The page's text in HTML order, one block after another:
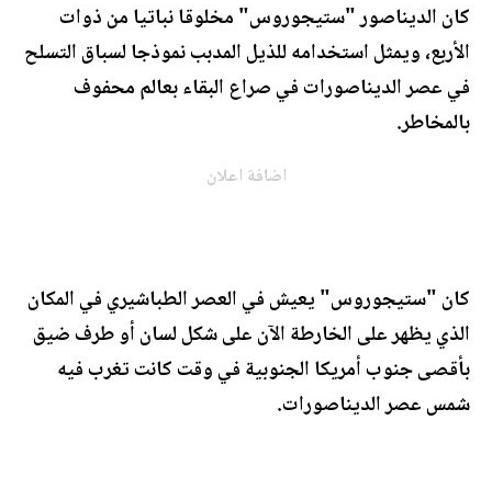
كان الديناصور "ستيجوروس" مخلوقا نباتيا من ذوات
الأربع، ويمثل استخدامه للذيل المدبب نموذجا لسباق التسلح
في عصر الديناصورات في صراع البقاء بعالم محفوف
بالمخاطر.
اضافة اعلان
كان "ستيجوروس" يعيش في العصر الطباشيري في المكان
الذي يظهر على الخارطة الآن على شكل لسان أو طرف ضيق
بأقصى جنوب أمريكا الجنوبية في وقت كانت تغرب فيه
شمس عصر الديناصورات.